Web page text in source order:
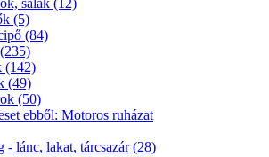
sálak (12)
(5)
(84)
(142)
(49)
(50)
ebből: Motoros ruházat
- lánc, lakat, tárcsazár (28)